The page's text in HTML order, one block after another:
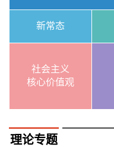
新常态
社会主义
核心价值观
理论专题